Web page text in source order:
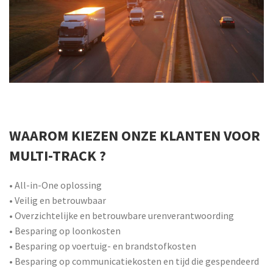
WAAROM KIEZEN ONZE KLANTEN VOOR
MULTI-TRACK ?
• All-in-One oplossing
• Veilig en betrouwbaar
• Overzichtelijke en betrouwbare urenverantwoording
• Besparing op loonkosten
• Besparing op voertuig- en brandstofkosten
• Besparing op communicatiekosten en tijd die gespendeerd